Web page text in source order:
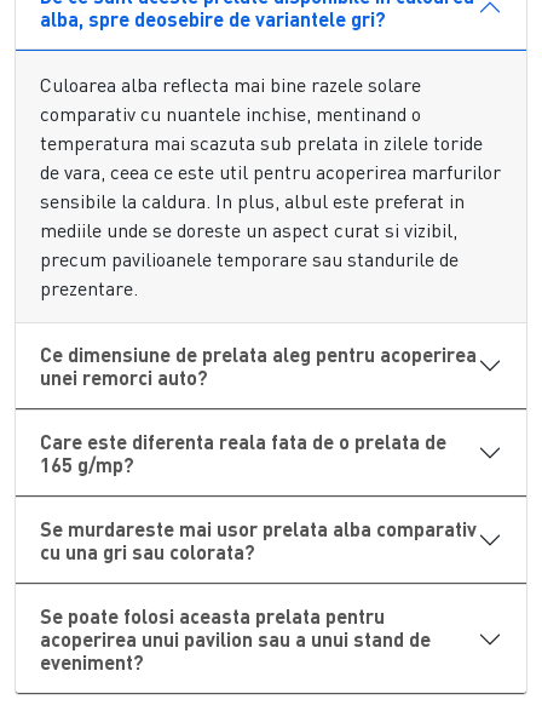
Durabilitate sporita prin ancorare
corecta cu sfori de calitate
Secretul eficientei uneiprelate impermeabile 185 G/MP
consta in structura sa densa, laminata pe ambele parti,
care asigura o impermeabilitate de 100%. Pentru a
maximiza durata de viata a acestui produs, fixarea joaca un
rol esential. Marginile sunt intarite prin sudura termica si
contin o sfoara rezistenta in interiorul tivului pentru a
preveni ruperea materialului sub presiune. Recomandam
utilizarea unor
metalice pentru a mentine prelata bine intinsa. Oprelata
impermeabila 185 G/MPcorect tensionata cusforinu
permite formarea acumularilor de apa, eliminand riscul ca
greutatea excesiva sa deterioreze structura protejata sau sa
sfasie punctele de prindere in timpul furtunilor.
De ce sa alegi densitatea de 185 G/MP
pentru protectia bunurilor tale?
Daca modelele de 100g sunt prea subtiri, iar cele de 225g
sunt uneori prea grele pentru aplicatii dinamice, gama de
prelate impermeabile 185 G/MPofera compromisul
perfect intre forta bruta si flexibilitate. Tratamentul anti-UV
asigura protectia impotriva razelor solare, prevenind
procesul de coacere a plasticului si mentinand materialul
alba, spre deosebire de variantele gri?
Culoarea alba reflecta mai bine razele solare
comparativ cu nuantele inchise, mentinand o
temperatura mai scazuta sub prelata in zilele toride
de vara, ceea ce este util pentru acoperirea marfurilor
sensibile la caldura. In plus, albul este preferat in
mediile unde se doreste un aspect curat si vizibil,
precum pavilioanele temporare sau standurile de
prezentare.
Ce dimensiune de prelata aleg pentru acoperirea
unei remorci auto?
Care este diferenta reala fata de o prelata de
165 g/mp?
Se murdareste mai usor prelata alba comparativ
cu una gri sau colorata?
Se poate folosi aceasta prelata pentru
acoperirea unui pavilion sau a unui stand de
eveniment?